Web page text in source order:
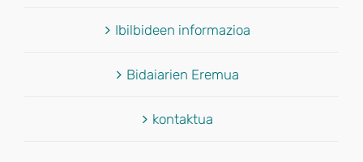
Ibilbideen informazioa
Bidaiarien Eremua
kontaktua